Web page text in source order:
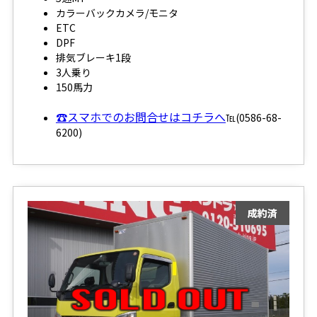
カラーバックカメラ/モニタ
ETC
DPF
排気ブレーキ1段
3人乗り
150馬力
☎スマホでのお問合せはコチラへ℡(0586-68-
6200)